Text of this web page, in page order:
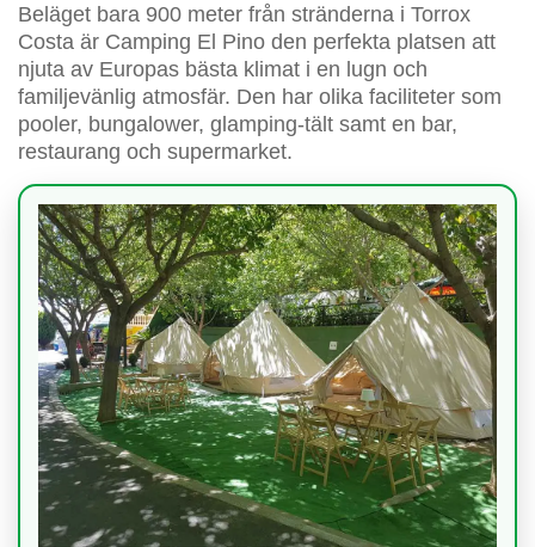
Beläget bara 900 meter från stränderna i Torrox
Costa är Camping El Pino den perfekta platsen att
njuta av Europas bästa klimat i en lugn och
familjevänlig atmosfär. Den har olika faciliteter som
pooler, bungalower, glamping-tält samt en bar,
restaurang och supermarket.